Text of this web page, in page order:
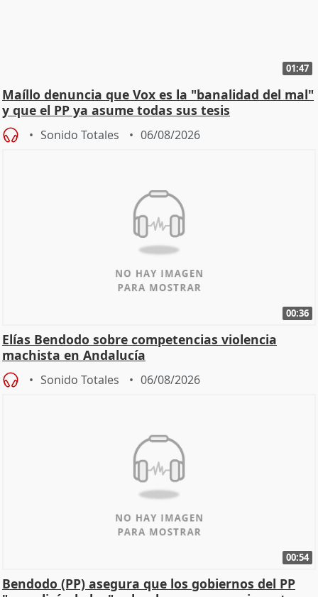
01:47
Maíllo denuncia que Vox es la "banalidad del mal"
y que el PP ya asume todas sus tesis
Sonido Totales 06/08/2026
00:36
Elías Bendodo sobre competencias violencia
machista en Andalucía
Sonido Totales 06/08/2026
00:54
Bendodo (PP) asegura que los gobiernos del PP